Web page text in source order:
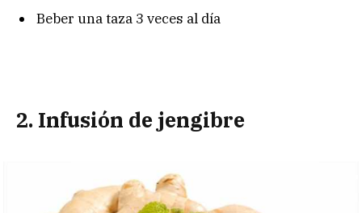
Beber una taza 3 veces al día
2. Infusión de jengibre